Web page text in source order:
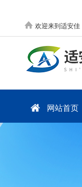
欢迎来到适安佳
网站首页